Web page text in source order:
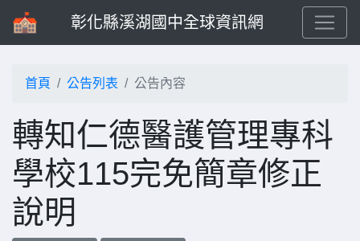
彰化縣溪湖國中全球資訊網
首頁 公告列表 公告內容
轉知仁德醫護管理專科
學校115完免簡章修正
說明